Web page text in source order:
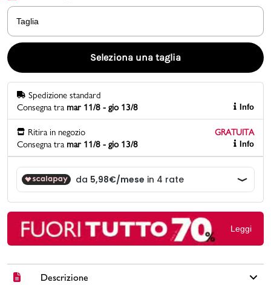
Promo & News
contatti
Gift card
Taglia
Seleziona una taglia
Spedizione standard
Consegna tra mar 11/8 - gio 13/8 Info
Ritira in negozio
GRATUITA
Consegna tra mar 11/8 - gio 13/8 Info
Leggi
Descrizione